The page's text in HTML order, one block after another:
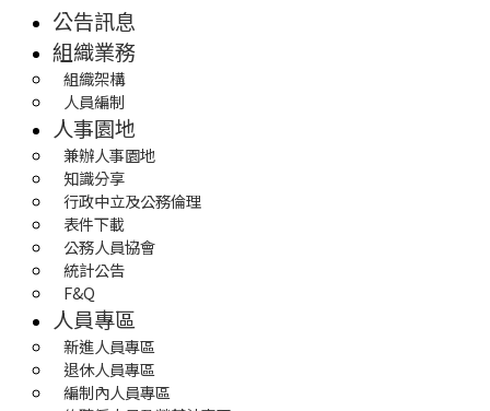
公告訊息
組織業務
組織架構
人員編制
人事園地
兼辦人事園地
知識分享
行政中立及公務倫理
表件下載
公務人員協會
統計公告
F&Q
人員專區
新進人員專區
退休人員專區
編制內人員專區